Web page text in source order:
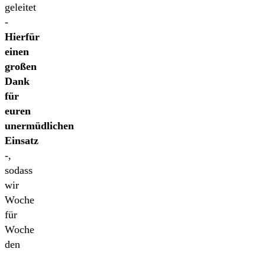
geleitet
-
Hierfür
einen
großen
Dank
für
euren
unermüdlichen
Einsatz
-,
sodass
wir
Woche
für
Woche
den